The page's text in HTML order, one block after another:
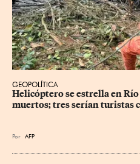
GEOPOLÍTICA
Helicóptero se estrella en
muertos; tres serían turistas
Por AFP